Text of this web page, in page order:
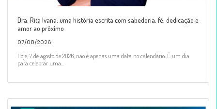
Dra. Rita Ivana: uma história escrita com sabedoria, fé, dedicação e
amor ao próximo
07/08/2026
Hoje, 7 de agosto de 2026, não é apenas uma data no calendário. É um dia
para celebrar uma...